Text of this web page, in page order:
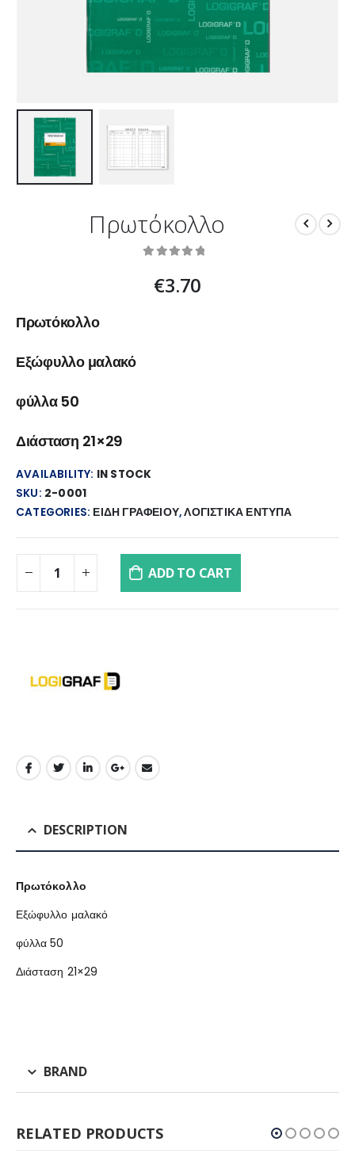
Πρωτόκολλο
€3.70
Πρωτόκολλο
Εξώφυλλο μαλακό
φύλλα 50
Διάσταση 21×29
AVAILABILITY: IN STOCK
SKU: 2-0001
CATEGORIES: ΕΙΔΗ ΓΡΑΦΕΙΟΥ,ΛΟΓΙΣΤΙΚΑ ΕΝΤΥΠΑ
ADD TO CART
DESCRIPTION
Πρωτόκολλο
Εξώφυλλο μαλακό
φύλλα 50
Διάσταση 21×29
BRAND
RELATED PRODUCTS